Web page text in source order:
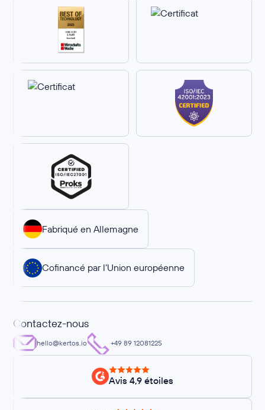
Fabriqué en Allemagne
Cofinancé par l’Union européenne
Contactez-nous
hello@kertos.io +49 89 12081225
Avis 4,9 étoiles